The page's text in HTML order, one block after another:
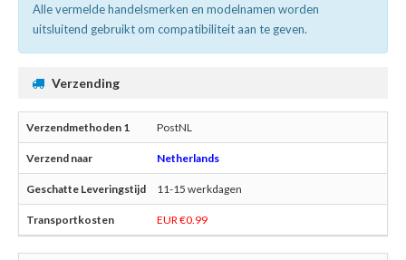
Alle vermelde handelsmerken en modelnamen worden
uitsluitend gebruikt om compatibiliteit aan te geven.
Verzending
PostNL
Netherlands
11-15 werkdagen
EUR €0.99